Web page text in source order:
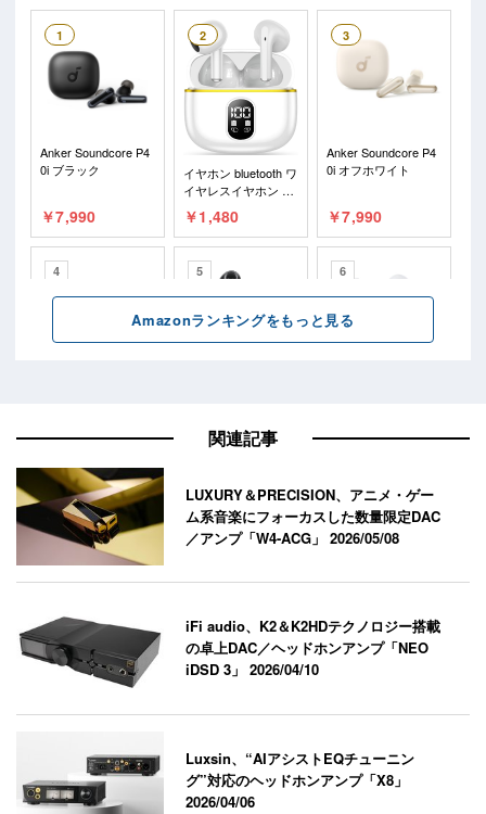
関連記事
LUXURY＆PRECISION、アニメ・ゲー
ム系音楽にフォーカスした数量限定DAC
／アンプ「W4-ACG」2026/05/08
iFi audio、K2＆K2HDテクノロジー搭載
の卓上DAC／ヘッドホンアンプ「NEO
iDSD 3」2026/04/10
Luxsin、“AIアシストEQチューニン
グ”対応のヘッドホンアンプ「X8」
2026/04/06